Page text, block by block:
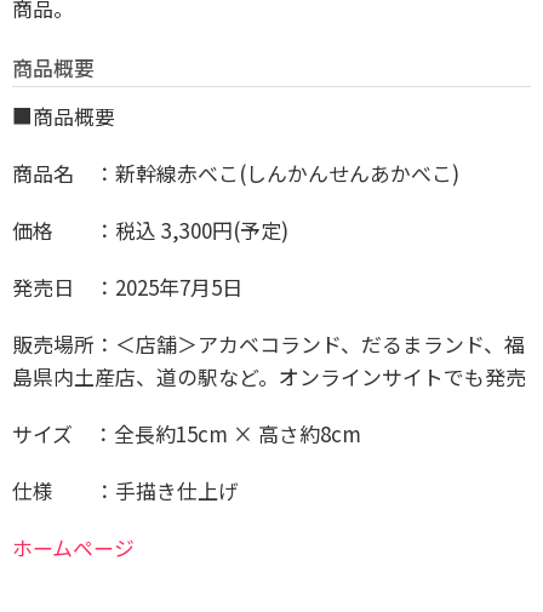
商品。
商品概要
■商品概要
商品名 ：新幹線赤べこ(しんかんせんあかべこ)
価格 ：税込 3,300円(予定)
発売日 ：2025年7月5日
販売場所：＜店舗＞アカベコランド、だるまランド、福
島県内土産店、道の駅など。オンラインサイトでも発売
サイズ ：全長約15cm × 高さ約8cm
仕様 ：手描き仕上げ
ホームページ